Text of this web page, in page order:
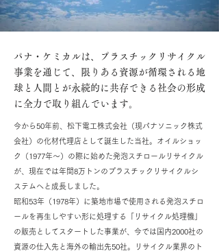
パナ・ケミカルは、プラスチックリサイクル
事業を通じて、限りある資源が循環される地
球と人間とが永続的に共存できる社会の形成
に全力で取り組んでいます。
今から50年前、松下電工株式会社（現パナソニック株式
会社）の化材代理店として誕生した当社。オイルショッ
ク（1977年～）の際に始めた発泡スチロールリサイクル
が、現在では年間8万トンのプラスチックリサイクルシ
ステムへと成長しました。
昭和53年（1978年）に築地市場で使用される発泡スチロ
ールを再生しやすい形に処理する「リサイクル処理機」
の販売としてスタートした事業が、今では国内2000社の
資源の仕入先と海外の輸出先50社。リサイクル業界のト